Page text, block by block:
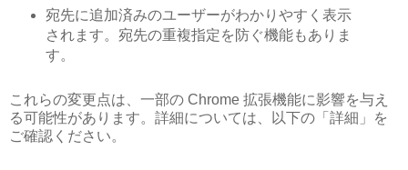
宛先に追加済みのユーザーがわかりやすく表示
されます。宛先の重複指定を防ぐ機能もありま
す。
これらの変更点は、一部の Chrome 拡張機能に影響を与え
る可能性があります。詳細については、以下の「詳細」を
ご確認ください。